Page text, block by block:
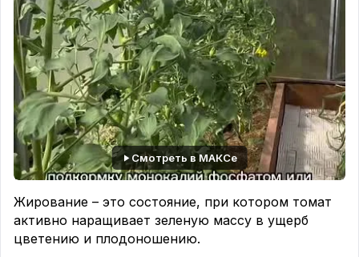
Смотреть в МАКСе
Жирование – это состояние, при котором томат
активно наращивает зеленую массу в ущерб
цветению и плодоношению.